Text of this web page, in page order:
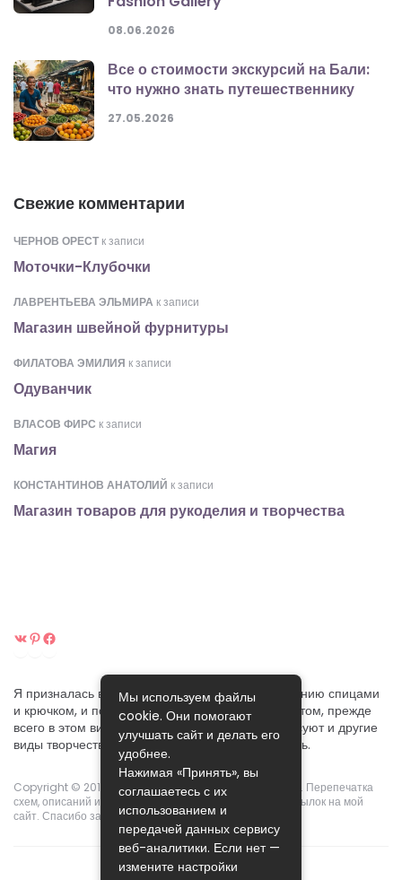
08.06.2026
Все о стоимости экскурсий на Бали:
что нужно знать путешественнику
27.05.2026
Свежие комментарии
ЧЕРНОВ ОРЕСТ к записи
Моточки-Клубочки
ЛАВРЕНТЬЕВА ЭЛЬМИРА к записи
Магазин швейной фурнитуры
ФИЛАТОВА ЭМИЛИЯ к записи
Одуванчик
ВЛАСОВ ФИРС к записи
Магия
КОНСТАНТИНОВ АНАТОЛИЙ к записи
Магазин товаров для рукоделия и творчества
ВКонтакте
Pinterest
Я призналась вам в своей любви к ручному вязанию спицами
и крючком, и постараюсь поделиться своим опытом, прежде
всего в этом виде рукоделия. Хотя меня интересуют и другие
виды творчества, которые я собираюсь осваивать.
Copyright © 2015-2024.Pikoclub. Права защищены ©. Перепечатка
схем, описаний и фотографий возможны с указанием ссылок на мой
сайт. Спасибо за понимание!
Мы используем файлы
cookie. Они помогают
улучшать сайт и делать его
удобнее.
Нажимая «Принять», вы
соглашаетесь с их
использованием и
передачей данных сервису
веб-аналитики. Если нет —
измените настройки